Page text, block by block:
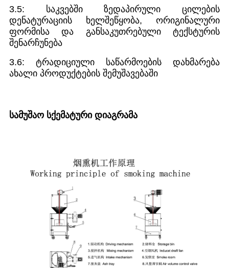
3.5: საკვებში ზედაპირული ცილების
დენატურაციის ხელშეწყობა, ორიგინალური
ფორმისა და განსაკუთრებული ტექსტურის
შენარჩუნება
3.6: ტრადიციული საწარმოების დახმარება
ახალი პროდუქტების შემუშავებაში
სამუშაო სქემატური დიაგრამა